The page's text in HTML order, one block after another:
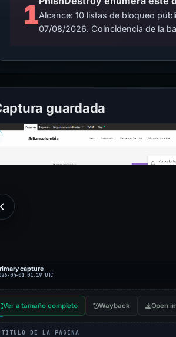
1Alcance: 10 listas de bloqueo
07/08/2026. Coincidencia de la
guardada
capture
04-01 01:19 UTC
Ver a tamaño completo Wayback Open
TÍTULO DE LA PÁGINA